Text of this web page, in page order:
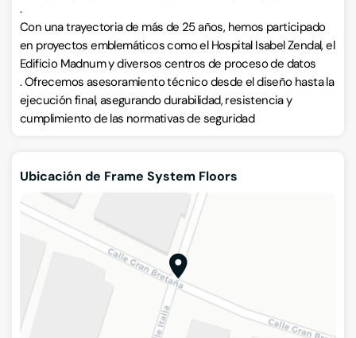
.
Con una trayectoria de más de 25 años, hemos participado
en proyectos emblemáticos como el Hospital Isabel Zendal, el
Edificio Madnum y diversos centros de proceso de datos
. Ofrecemos asesoramiento técnico desde el diseño hasta la
ejecución final, asegurando durabilidad, resistencia y
cumplimiento de las normativas de seguridad
Ubicación de Frame System Floors